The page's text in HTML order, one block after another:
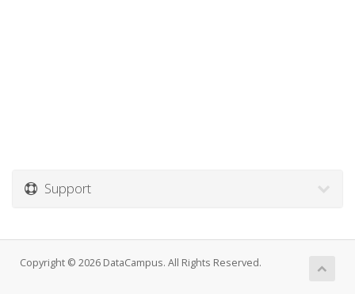
Support
Copyright © 2026 DataCampus. All Rights Reserved.